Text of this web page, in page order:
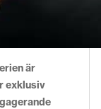
är
exklusiv